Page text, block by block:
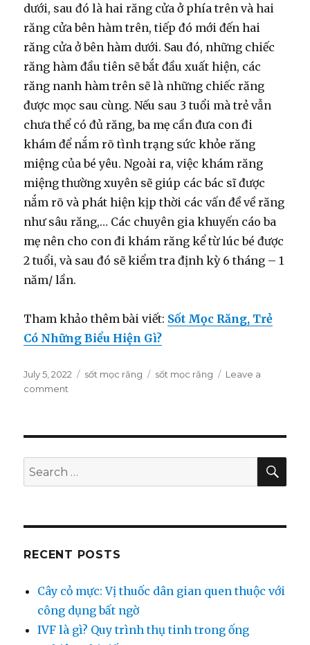
dưới, sau đó là hai răng cửa ở phía trên và hai
răng cửa bên hàm trên, tiếp đó mới đến hai
răng cửa ở bên hàm dưới. Sau đó, những chiếc
răng hàm đầu tiên sẽ bắt đầu xuất hiện, các
răng nanh hàm trên sẽ là những chiếc răng
được mọc sau cùng. Nếu sau 3 tuổi mà trẻ vẫn
chưa thể có đủ răng, ba mẹ cần đưa con đi
khám để nắm rõ tình trạng sức khỏe răng
miệng của bé yêu. Ngoài ra, việc khám răng
miệng thường xuyên sẽ giúp các bác sĩ được
nắm rõ và phát hiện kịp thời các vấn đề về răng
như sâu răng,… Các chuyên gia khuyến cáo ba
mẹ nên cho con đi khám răng kể từ lúc bé được
2 tuổi, và sau đó sẽ kiểm tra định kỳ 6 tháng – 1
năm/ lần.
Tham khảo thêm bài viết: Sốt Mọc Răng, Trẻ
Có Những Biểu Hiện Gì?
Posted
on
July 5, 2022 Categories
sốt mọc răng Tags
sốt mọc răng
Leave a
comment
Trẻ
sẽ
Search
for:
RECENT POSTS
Cây cỏ mực: Vị thuốc dân gian quen thuộc với
công dụng bất ngờ
IVF là gì? Quy trình thụ tinh trong ống